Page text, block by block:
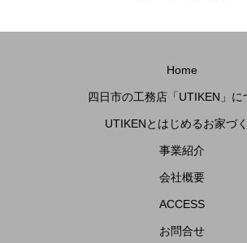
Home
四日市の工務店「UTIKEN」に
UTIKENとはじめるお家づ
事業紹介
会社概要
ACCESS
お問合せ